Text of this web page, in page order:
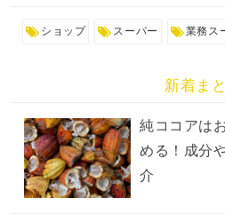
ショップ スーパー 業務ス
新着ま
純ココアは
める！成分
介